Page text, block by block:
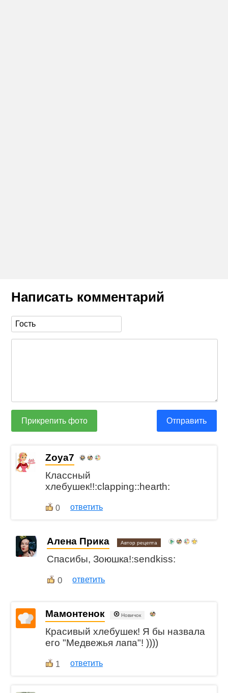
Написать комментарий
Прикрепить фото Отправить
Zoya7
Классный
хлебушек!!:clapping::hearth:
0 ответить
Алена Прика Автор рецепта
Спасибы, Зоюшка!:sendkiss:
0 ответить
Мамонтенок Новичок
Красивый хлебушек! Я бы назвала
его "Медвежья лапа"! ))))
1 ответить